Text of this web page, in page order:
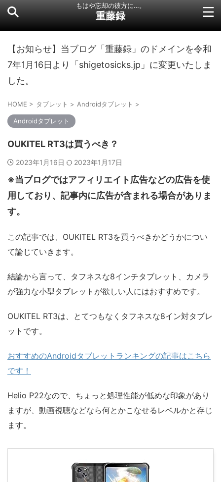
もはや忘却の彼方に…。
重藤録
【お知らせ】当ブログ「重藤録」のドメインを令和
7年1月16日より「shigetosicks.jp」に変更いたしま
した。
HOME > タブレット > Androidタブレット >
Androidタブレット
OUKITEL RT3は買うべき？
2023年1月16日 2023年1月17日
※当ブログではアフィリエイト広告などの広告を使
用しており、記事内に広告が含まれる場合がありま
す。
この記事では、OUKITEL RT3を買うべきかどうかについ
て論じていきます。
結論から言って、タフネスな8インチタブレット、カメラ
が強力な小型タブレットが欲しい人にはおすすめです。
OUKITEL RT3は、とてつもなくタフネスな8イン対タブレ
ットです。
おすすめのAndroidタブレットランキングの記事はこちら
です！
Helio P22なので、ちょっと処理性能が低めな印象があり
ますが、動画視聴などなら何とかこなせるレベルかと存じ
ます。